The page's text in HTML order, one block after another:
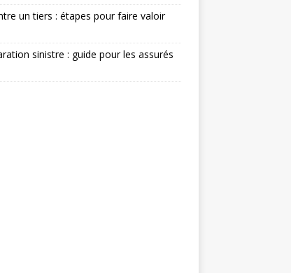
un tiers : étapes pour faire valoir
sinistre : guide pour les assurés